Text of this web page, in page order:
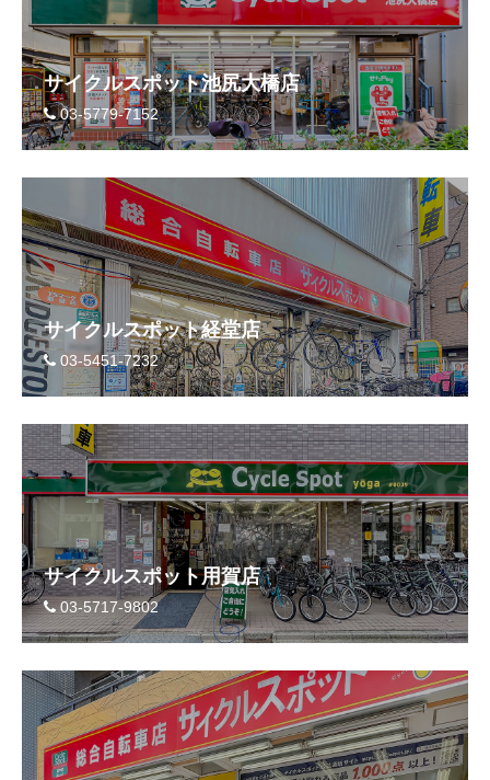
サイクルスポット池尻大橋店
03-5779-7152
サイクルスポット経堂店
03-5451-7232
サイクルスポット用賀店
03-5717-9802